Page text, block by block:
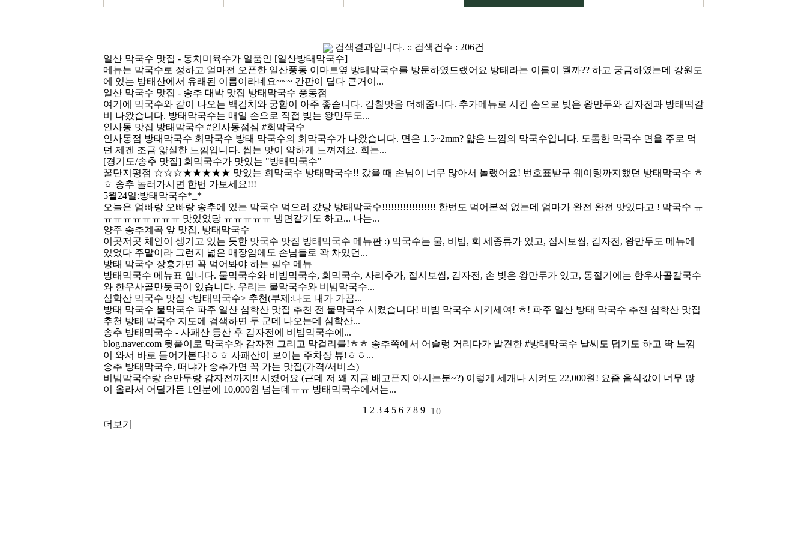
검색결과입니다. :: 검색건수 : 206건
일산 막국수 맛집 - 동치미육수가 일품인 [일산방태막국수]
메뉴는 막국수로 정하고 얼마전 오픈한 일산풍동 이마트옆 방태막국수를 방문하였드랬어요 방태라는 이름이 뭘까?? 하고 궁금하였는데 강원도
에 있는 방태산에서 유래된 이름이라네요~~~ 간판이 딥다 큰거이...
일산 막국수 맛집 - 송추 대박 맛집 방태막국수 풍동점
여기에 막국수와 같이 나오는 백김치와 궁합이 아주 좋습니다. 감칠맛을 더해줍니다. 추가메뉴로 시킨 손으로 빚은 왕만두와 감자전과 방태떡갈
비 나왔습니다. 방태막국수는 매일 손으로 직접 빚는 왕만두도...
인사동 맛집 방태막국수 #인사동점심 #회막국수
인사동점 방태막국수 회막국수 방태 막국수의 회막국수가 나왔습니다. 면은 1.5~2mm? 얇은 느낌의 막국수입니다. 도톰한 막국수 면을 주로 먹
던 제겐 조금 얇실한 느낌입니다. 씹는 맛이 약하게 느껴져요. 회는...
[경기도/송추 맛집] 회막국수가 맛있는 "방태막국수"
꿀단지평점 ☆☆☆★★★★★ 맛있는 회막국수 방태막국수!! 갔을 때 손님이 너무 많아서 놀랬어요! 번호표받구 웨이팅까지했던 방태막국수 ㅎ
ㅎ 송추 놀러가시면 한번 가보세요!!!
5월24일:방태막국수*_*
오늘은 엄빠랑 오빠랑 송추에 있는 막국수 먹으러 갔당 방태막국수!!!!!!!!!!!!!!!!!! 한번도 먹어본적 없는데 엄마가 완전 완전 맛있다고 ! 막국수 ㅠ
ㅠㅠㅠㅠㅠㅠㅠㅠ 맛있었당 ㅠㅠㅠㅠㅠ 냉면같기도 하고... 나는...
양주 송추계곡 앞 맛집, 방태막국수
이곳저곳 체인이 생기고 있는 듯한 맛국수 맛집 방태막국수 메뉴판 :) 막국수는 물, 비빔, 회 세종류가 있고, 접시보쌈, 감자전, 왕만두도 메뉴에
있었다 주말이라 그런지 넓은 매장임에도 손님들로 꽉 차있던...
방태 막국수 장흥가면 꼭 먹어봐야 하는 필수 메뉴
방태막국수 메뉴표 입니다. 물막국수와 비빔막국수, 회막국수, 사리추가, 접시보쌈, 감자전, 손 빚은 왕만두가 있고, 동절기에는 한우사골칼국수
와 한우사골만둣국이 있습니다. 우리는 물막국수와 비빔막국수...
심학산 막국수 맛집 <방태막국수> 추천(부제:나도 내가 가끔...
방태 막국수 물막국수 파주 일산 심학산 맛집 추천 전 물막국수 시켰습니다! 비빔 막국수 시키세여! ㅎ! 파주 일산 방태 막국수 추천 심학산 맛집
추천 방태 막국수 지도에 검색하면 두 군데 나오는데 심학산...
송추 방태막국수 - 사패산 등산 후 감자전에 비빔막국수에...
blog.naver.com 뒷풀이로 막국수와 감자전 그리고 막걸리를!ㅎㅎ 송추쪽에서 어슬렁 거리다가 발견한 #방태막국수 날씨도 덥기도 하고 딱 느낌
이 와서 바로 들어가본다!ㅎㅎ 사패산이 보이는 주차장 뷰!ㅎㅎ...
송추 방태막국수, 떠냐가 송추가면 꼭 가는 맛집(가격/서비스)
비빔막국수랑 손만두랑 감자전까지!! 시켰어요 (근데 저 왜 지금 배고픈지 아시는분~?) 이렇게 세개나 시켜도 22,000원! 요즘 음식값이 너무 많
이 올라서 어딜가든 1인분에 10,000원 넘는데ㅠㅠ 방태막국수에서는...
1 2 3 4 5 6 7 8 9
10
더보기